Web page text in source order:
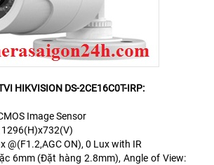
HIKVISION DS-2CE16C0T-IRP:
Image Sensor
1296(H)x732(V)
@(F1.2,AGC ON), 0 Lux with IR
6mm (Đặt hàng 2.8mm), Angle of View: